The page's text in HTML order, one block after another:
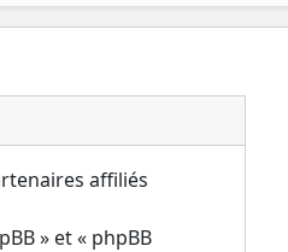
affiliés
» et « phpBB